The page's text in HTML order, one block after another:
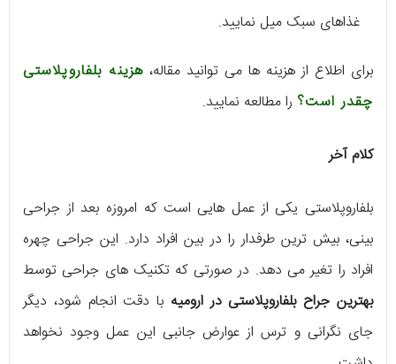
غذاهای سبک میل نمایید.
برای اطلاع از هزینه ها می توانید مقاله، هزینه بلفاروپلاستی
چقدر است؟ را مطالعه نمایید.
کلام آخر
بلفاروپلاستی یکی از عمل هایی است که امروزه بعد از جراحی
بینی، بیش ترین طرفدار را در بین افراد دارد. این جراحی چهره
افراد را تغیر می دهد. در صورتی که تکنیک های جراحی توسط
بهترین جراح بلفاروپلاستی در ارومیه با دقت انجام شود، دیگر
جای نگرانی و ترس از عوارض جانبی این عمل وجود نخواهد